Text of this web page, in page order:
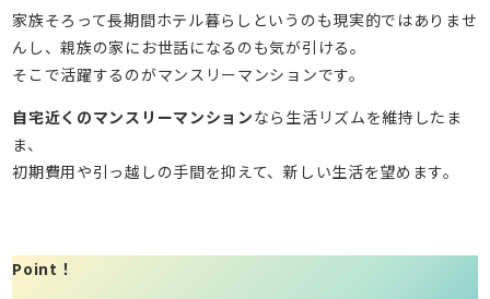
家族そろって長期間ホテル暮らしというのも現実的ではありませ
んし、親族の家にお世話になるのも気が引ける。
そこで活躍するのがマンスリーマンションです。
自宅近くのマンスリーマンションなら生活リズムを維持したま
ま、
初期費用や引っ越しの手間を抑えて、新しい生活を望めます。
Point！